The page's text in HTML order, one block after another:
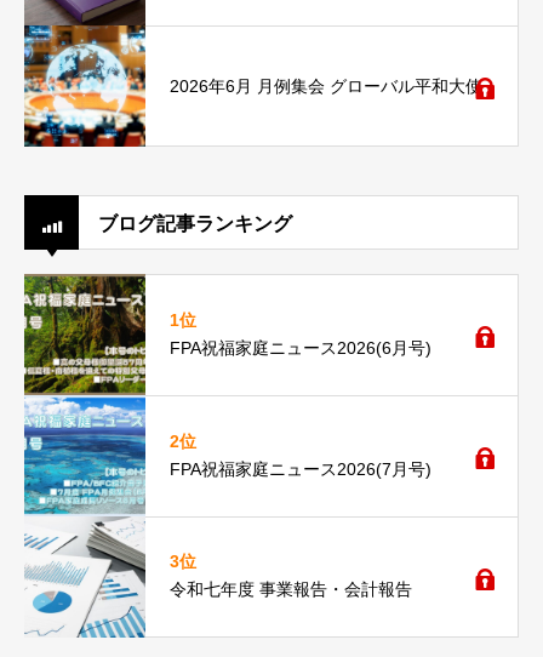
2026年6月 月例集会 グローバル平和大使
ブログ記事ランキング
1位
FPA祝福家庭ニュース2026(6月号)
2位
FPA祝福家庭ニュース2026(7月号)
3位
令和七年度 事業報告・会計報告